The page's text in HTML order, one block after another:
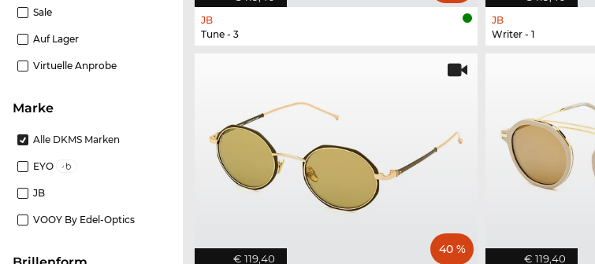
Sale
Auf Lager
Virtuelle Anprobe
Marke
Alle DKMS Marken
EYO
JB
VOOY By Edel-Optics
JB
Tune - 3
JB
Writer - 1
€ 119,40
40 %
€ 119,40